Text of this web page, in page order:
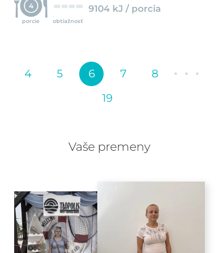
4
porcie obtiažnosť
9104 kJ / porcia
4 5 6 7
8
19
Vaše premeny